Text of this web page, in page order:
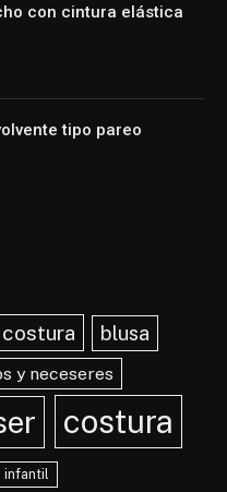
con cintura elástica
tipo pareo
blusa
y neceseres
costura
infantil